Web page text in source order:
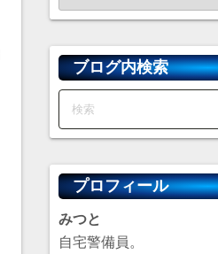
ー
イ
ブ
ブログ内検索
プロフィール
みつと
自宅警備員。